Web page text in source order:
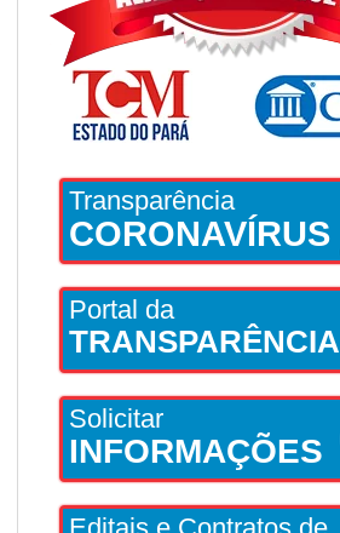
Transparência
CORONAVÍRUS
Portal da
TRANSPARÊNCIA
Solicitar
INFORMAÇÕES